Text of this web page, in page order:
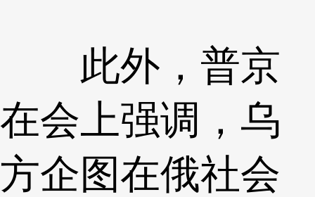
此外，普京
在会上强调，乌
方企图在俄社会